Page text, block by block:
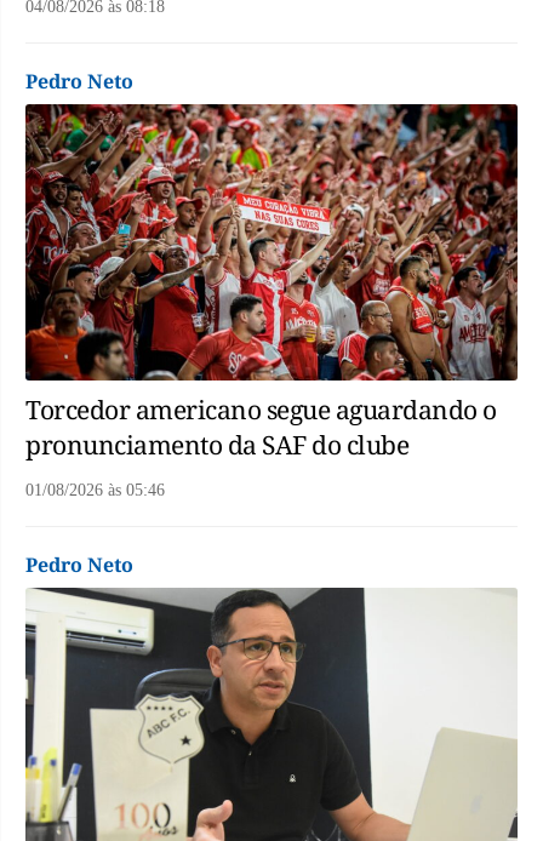
04/08/2026 às 08:18
Pedro Neto
Torcedor americano segue aguardando o
pronunciamento da SAF do clube
01/08/2026 às 05:46
Pedro Neto